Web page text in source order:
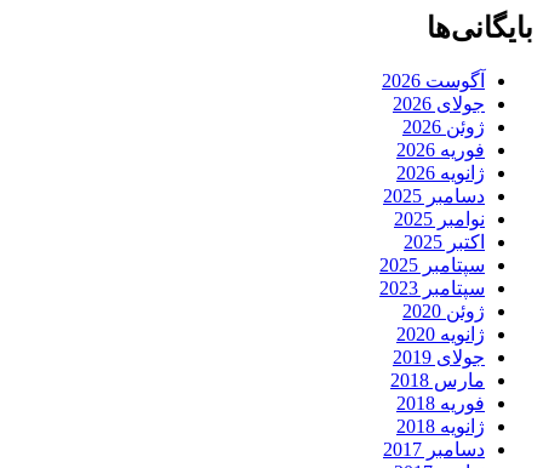
بایگانی‌ها
آگوست 2026
جولای 2026
ژوئن 2026
فوریه 2026
ژانویه 2026
دسامبر 2025
نوامبر 2025
اکتبر 2025
سپتامبر 2025
سپتامبر 2023
ژوئن 2020
ژانویه 2020
جولای 2019
مارس 2018
فوریه 2018
ژانویه 2018
دسامبر 2017